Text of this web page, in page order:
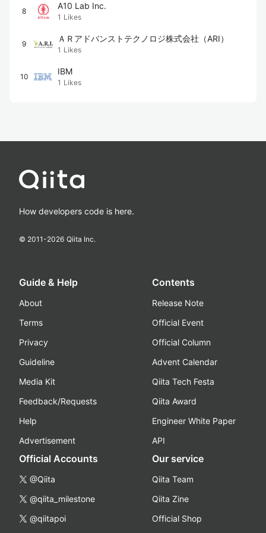
8
A10 Lab Inc.
1 Likes
9
ＡＲアドバンストテクノロジ株式会社（ARI）
1 Likes
10
IBM
1 Likes
How developers code is here.
© 2011-2026 Qiita Inc.
Guide & Help
About
Terms
Privacy
Guideline
Media Kit
Feedback/Requests
Help
Advertisement
Contents
Release Note
Official Event
Official Column
Advent Calendar
Qiita Tech Festa
Qiita Award
Engineer White Paper
API
Official Accounts
@Qiita
@qiita_milestone
@qiitapoi
Our service
Qiita Team
Qiita Zine
Official Shop